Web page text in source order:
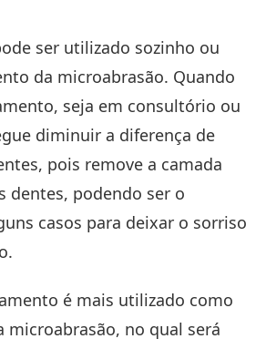
ser utilizado sozinho ou
da microabrasão. Quando
seja em consultório ou
diminuir a diferença de
pois remove a camada
dentes, podendo ser o
casos para deixar o sorriso
é mais utilizado como
microabrasão, no qual será